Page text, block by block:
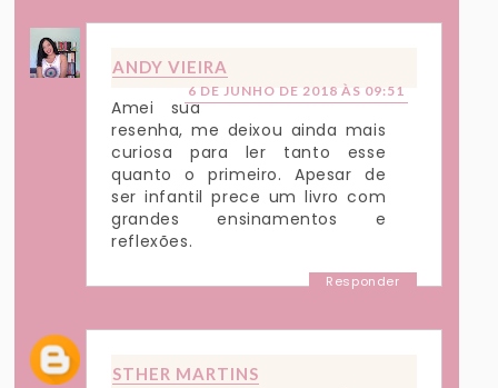
ANDY VIEIRA
6 DE JUNHO DE 2018 ÀS 09:51
Amei sua
resenha, me deixou ainda mais
curiosa para ler tanto esse
quanto o primeiro. Apesar de
ser infantil prece um livro com
grandes ensinamentos e
reflexões.
Responder
STHER MARTINS